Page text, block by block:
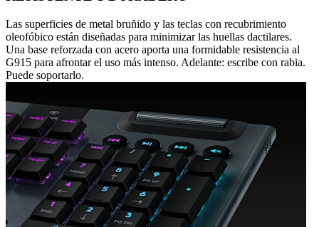
Las superficies de metal bruñido y las teclas con recubrimiento
oleofóbico están diseñadas para minimizar las huellas dactilares.
Una base reforzada con acero aporta una formidable resistencia al
G915 para afrontar el uso más intenso. Adelante: escribe con rabia.
Puede soportarlo.